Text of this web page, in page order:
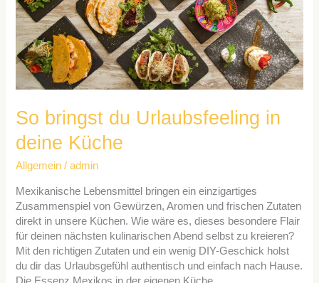
So bringst du Urlaubsfeeling in
deine Küche
Allgemein /admin
Mexikanische Lebensmittel bringen ein einzigartiges
Zusammenspiel von Gewürzen, Aromen und frischen Zutaten
direkt in unsere Küchen. Wie wäre es, dieses besondere Flair
für deinen nächsten kulinarischen Abend selbst zu kreieren?
Mit den richtigen Zutaten und ein wenig DIY-Geschick holst
du dir das Urlaubsgefühl authentisch und einfach nach Hause.